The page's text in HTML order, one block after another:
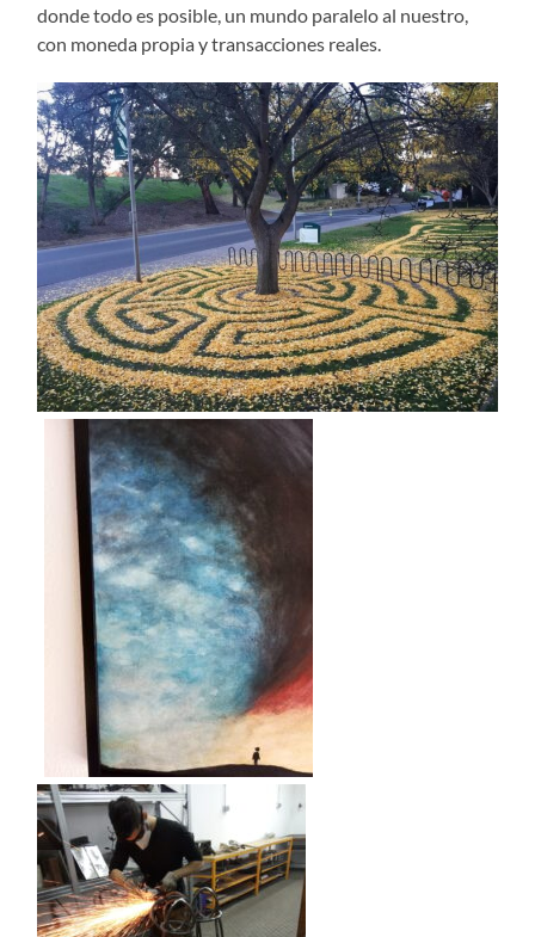
donde todo es posible, un mundo paralelo al nuestro,
con moneda propia y transacciones reales.